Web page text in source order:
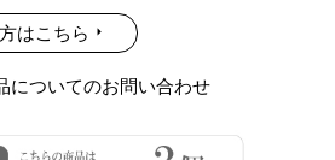
はこちら
についてのお問い合わせ